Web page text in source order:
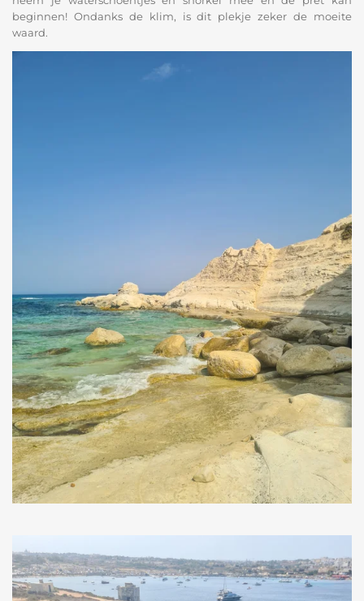
beginnen! Ondanks de klim, is dit plekje zeker de moeite
waard.